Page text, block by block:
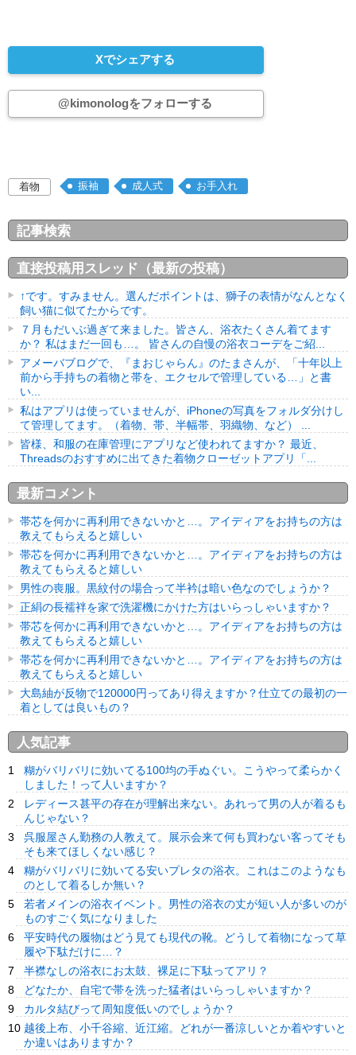
Xでシェアする
@kimonologをフォローする
着物 振袖 成人式 お手入れ
記事検索
直接投稿用スレッド（最新の投稿）
↑です。すみません。選んだポイントは、獅子の表情がなんとなく
飼い猫に似てたからです。
７月もだいぶ過ぎて来ました。皆さん、浴衣たくさん着てます
か？ 私はまだ一回も…。 皆さんの自慢の浴衣コーデをご紹...
アメーバブログで、『まおじゃらん』のたまさんが、「十年以上
前から手持ちの着物と帯を、エクセルで管理している…」と書
い...
私はアプリは使っていませんが、iPhoneの写真をフォルダ分けし
て管理してます。（着物、帯、半幅帯、羽織物、など） ...
皆様、和服の在庫管理にアプリなど使われてますか？ 最近、
Threadsのおすすめに出てきた着物クローゼットアプリ「...
最新コメント
帯芯を何かに再利用できないかと…。アイディアをお持ちの方は
教えてもらえると嬉しい
帯芯を何かに再利用できないかと…。アイディアをお持ちの方は
教えてもらえると嬉しい
男性の喪服。黒紋付の場合って半衿は暗い色なのでしょうか？
正絹の長襦袢を家で洗濯機にかけた方はいらっしゃいますか？
帯芯を何かに再利用できないかと…。アイディアをお持ちの方は
教えてもらえると嬉しい
帯芯を何かに再利用できないかと…。アイディアをお持ちの方は
教えてもらえると嬉しい
大島紬が反物で120000円ってあり得えますか？仕立ての最初の一
着としては良いもの？
人気記事
糊がバリバリに効いてる100均の手ぬぐい。こうやって柔らかく
しました！って人いますか？
レディース甚平の存在が理解出来ない。あれって男の人が着るも
んじゃない？
呉服屋さん勤務の人教えて。展示会来て何も買わない客ってそも
そも来てほしくない感じ？
糊がバリバリに効いてる安いプレタの浴衣。これはこのようなも
のとして着るしか無い？
若者メインの浴衣イベント。男性の浴衣の丈が短い人が多いのが
ものすごく気になりました
平安時代の履物はどう見ても現代の靴。どうして着物になって草
履や下駄だけに…？
半襟なしの浴衣にお太鼓、裸足に下駄ってアリ？
どなたか、自宅で帯を洗った猛者はいらっしゃいますか？
カルタ結びって周知度低いのでしょうか？
越後上布、小千谷縮、近江縮。どれが一番涼しいとか着やすいと
か違いはありますか？